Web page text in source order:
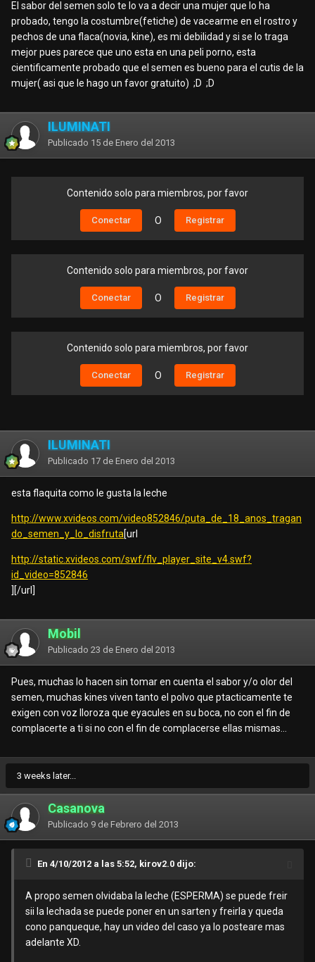
El sabor del semen solo te lo va a decir una mujer que lo ha
probado, tengo la costumbre(fetiche) de vacearme en el rostro y
pechos de una flaca(novia, kine), es mi debilidad y si se lo traga
mejor pues parece que uno esta en una peli porno, esta
cientificamente probado que el semen es bueno para el cutis de la
mujer( asi que le hago un favor gratuito) ;D ;D
ILUMINATI
Publicado 15 de Enero del 2013
Contenido solo para miembros, por favor
Conectar O Registrar
Contenido solo para miembros, por favor
Conectar O Registrar
Contenido solo para miembros, por favor
Conectar O Registrar
ILUMINATI
Publicado 17 de Enero del 2013
esta flaquita como le gusta la leche
http://www.xvideos.com/video852846/puta_de_18_anos_tragan
do_semen_y_lo_disfruta[url
http://static.xvideos.com/swf/flv_player_site_v4.swf?
id_video=852846
][/url]
Mobil
Publicado 23 de Enero del 2013
Pues, muchas lo hacen sin tomar en cuenta el sabor y/o olor del
semen, muchas kines viven tanto el polvo que ptacticamente te
exigen con voz lloroza que eyacules en su boca, no con el fin de
complacerte a ti si no con el fin de complacerse ellas mismas...
3 weeks later...
Casanova
Publicado 9 de Febrero del 2013
En 4/10/2012 a las 5:52, kirov2.0 dijo:
A propo semen olvidaba la leche (ESPERMA) se puede freir
sii la lechada se puede poner en un sarten y freirla y queda
cono panqueque, hay un video del caso ya lo posteare mas
adelante XD.